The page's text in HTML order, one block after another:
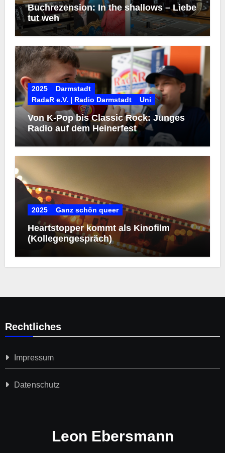
Buchrezension: In the shallows – Liebe
tut weh
2025
Darmstadt
RadaR e.V. | Radio Darmstadt
Uni
Von K-Pop bis Classic Rock: Junges
Radio auf dem Heinerfest
2025 Ganz schön queer
Heartstopper kommt als Kinofilm
(Kollegengespräch)
Rechtliches
Impressum
Datenschutz­
Leon Ebersmann